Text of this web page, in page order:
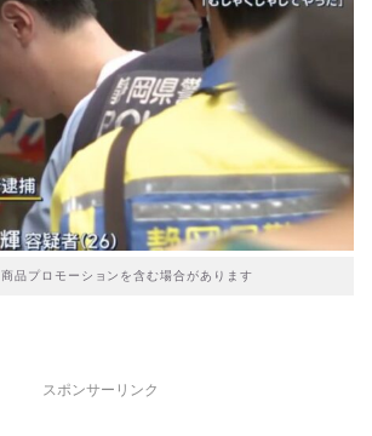
品プロモーションを含む場合があります
スポンサーリンク